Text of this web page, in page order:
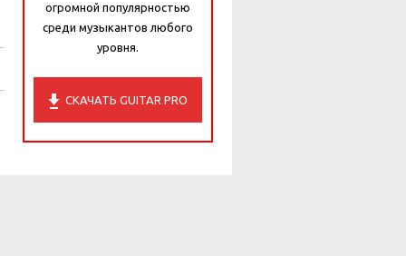
огромной популярностью
среди музыкантов любого
уровня.
СКАЧАТЬ GUITAR PRO